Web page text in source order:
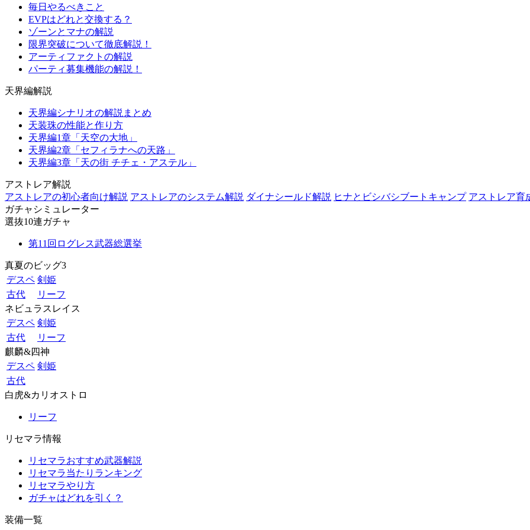
毎日やるべきこと
EVPはどれと交換する？
ゾーンとマナの解説
限界突破について徹底解説！
アーティファクトの解説
パーティ募集機能の解説！
天界編解説
天界編シナリオの解説まとめ
天装珠の性能と作り方
天界編1章「天空の大地」
天界編2章「セフィラナへの天路」
天界編3章「天の街 チチェ・アステル」
アストレア解説
アストレアの初心者向け解説 アストレアのシステム解説 ダイナシールド解説 ヒナとビシバシブートキャンプ アストレア育
ガチャシミュレーター
選抜10連ガチャ
第11回ログレス武器総選挙
真夏のビッグ3
デスペ 剣姫
古代
リーフ
ネビュラスレイス
デスペ 剣姫
古代
リーフ
麒麟&四神
デスペ 剣姫
古代
白虎&カリオストロ
リーフ
リセマラ情報
リセマラおすすめ武器解説
リセマラ当たりランキング
リセマラやり方
ガチャはどれを引く？
装備一覧